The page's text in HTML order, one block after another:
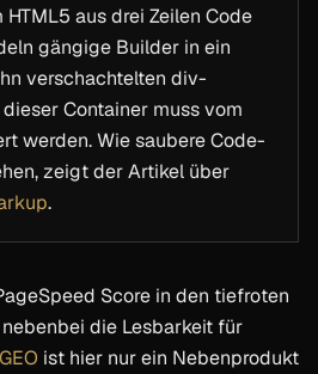
HTML5 aus drei Zeilen Code
gängige Builder in ein
verschachtelten div-
Container muss vom
werden. Wie saubere Code-
zeigt der Artikel über
.
Score in den tiefroten
die Lesbarkeit für
ist hier nur ein Nebenprodukt